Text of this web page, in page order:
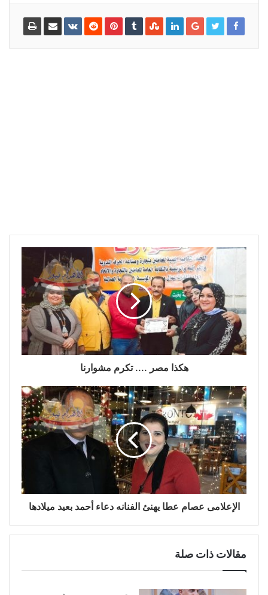
هكذا مصر .... تكرم مشوارنا
الإعلامى عصام عطا يهنئ الفنانه دعاء أحمد بعيد ميلادها
مقالات ذات صلة